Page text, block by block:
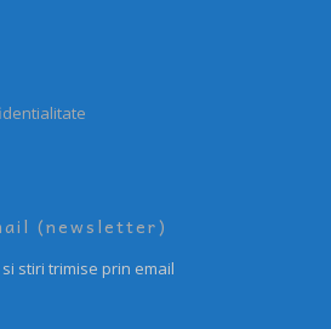
(newsletter)
stiri trimise prin email